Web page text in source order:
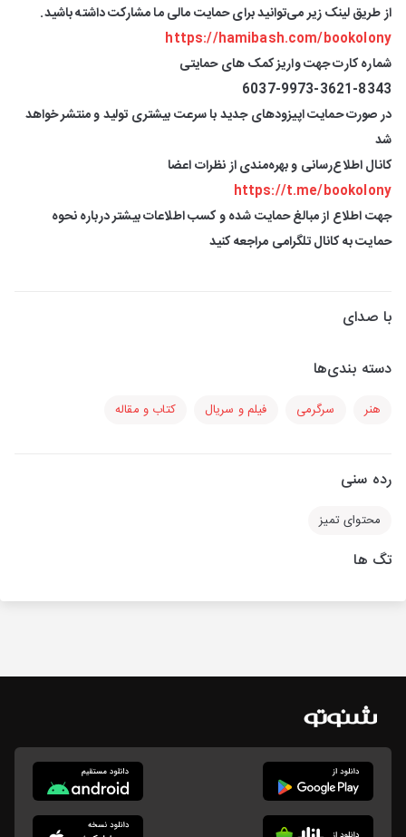
از طریق لینک زیر می‌توانید برای حمایت مالی ما مشارکت داشته باشید.
https://hamibash.com/bookolony
شماره کارت جهت واریز کمک های حمایتی
6037-9973-3621-8343
در صورت حمایت اپیزودهای جدید با سرعت بیشتری تولید و منتشر خواهد
شد
کانال اطلاع‌رسانی و بهره‌مندی از نظرات اعضا
https://t.me/bookolony
جهت اطلاع از مبالغ حمایت شده و کسب اطلاعات بیشتر درباره نحوه
حمایت به کانال تلگرامی مراجعه کنید
با صدای
دسته بندی‌ها
هنر سرگرمی فیلم و سریال کتاب و مقاله
رده سنی
محتوای تمیز
تگ ها